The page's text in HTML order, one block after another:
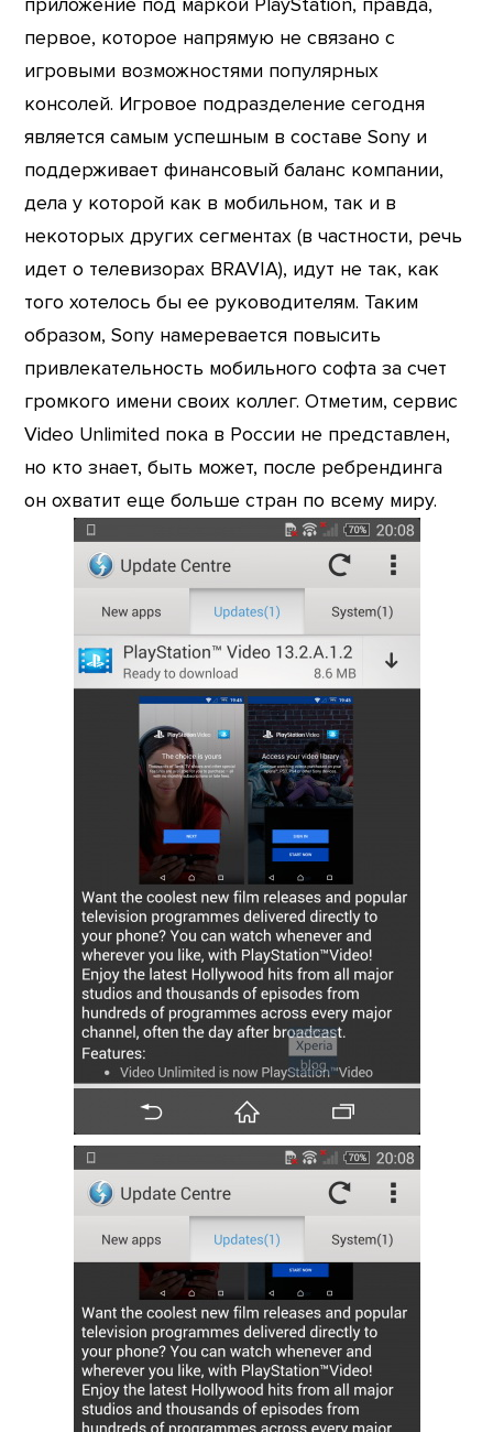
приложение под маркой PlayStation, правда,
первое, которое напрямую не связано с
игровыми возможностями популярных
консолей. Игровое подразделение сегодня
является самым успешным в составе Sony и
поддерживает финансовый баланс компании,
дела у которой как в мобильном, так и в
некоторых других сегментах (в частности, речь
идет о телевизорах BRAVIA), идут не так, как
того хотелось бы ее руководителям. Таким
образом, Sony намеревается повысить
привлекательность мобильного софта за счет
громкого имени своих коллег. Отметим, сервис
Video Unlimited пока в России не представлен,
но кто знает, быть может, после ребрендинга
он охватит еще больше стран по всему миру.